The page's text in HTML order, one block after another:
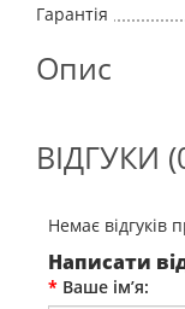
Гарантія
Опис
ВІДГУКИ
Немає відгуків
Написати
Ваше ім’я: